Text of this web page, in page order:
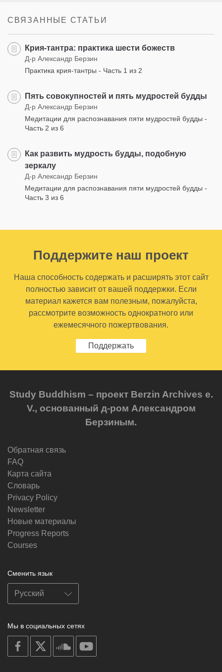
СВЯЗАННЫЕ СТАТЬИ
Крия-тантра: практика шести божеств
Д-р Александр Берзин
Практика крия-тантры - Часть 1 из 2
Пять совокупностей и пять мудростей будды
Д-р Александр Берзин
Медитации для распознавания пяти мудростей будды -
Часть 2 из 6
Как развить мудрость будды, подобную
зеркалу
Д-р Александр Берзин
Медитации для распознавания пяти мудростей будды -
Часть 3 из 6
Поддержите наш проект
Наша способность содержать и расширять этот сайт
полностью зависит от вашей поддержки. Если
материал кажется вам полезным, пожалуйста,
рассмотрите возможность однократного или
ежемесячного пожертвования.
Поддержать
Study Buddhism – проект Berzin Archives e.
V., основанный д-ром Александром
Берзиным.
Обратная связь
FAQ
Карта сайта
Словарь
Privacy Policy
Newsletter
Новые материалы
Progress Reports
Courses
Сменить язык
Мы в социальных сетях
on
facebook
soundcloud